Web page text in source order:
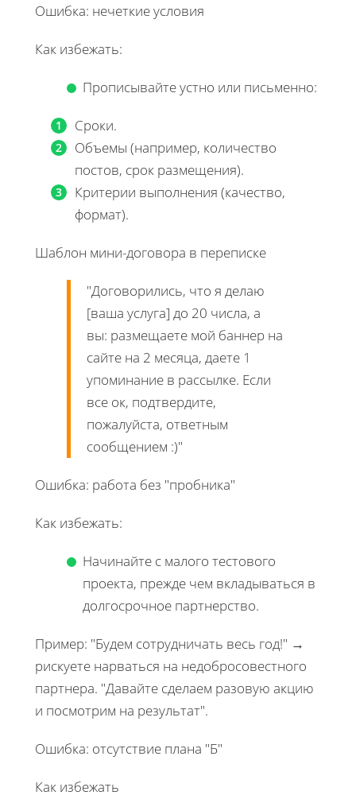
Ошибка: нечеткие условия
Как избежать:
Прописывайте устно или письменно:
Сроки.
Объемы (например, количество
постов, срок размещения).
Критерии выполнения (качество,
формат).
Шаблон мини-договора в переписке
"Договорились, что я делаю
[ваша услуга] до 20 числа, а
вы: размещаете мой баннер на
сайте на 2 месяца, даете 1
упоминание в рассылке. Если
все ок, подтвердите,
пожалуйста, ответным
сообщением :)"
Ошибка: работа без "пробника"
Как избежать:
Начинайте с малого тестового
проекта, прежде чем вкладываться в
долгосрочное партнерство.
Пример: "Будем сотрудничать весь год!" →
рискуете нарваться на недобросовестного
партнера. "Давайте сделаем разовую акцию
и посмотрим на результат".
Ошибка: отсутствие плана "Б"
Как избежать